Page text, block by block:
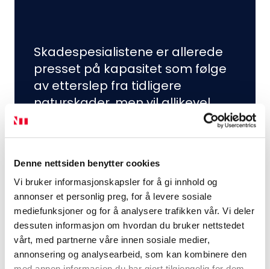
Denne nettsiden benytter cookies
Vi bruker informasjonskapsler for å gi innhold og
annonser et personlig preg, for å levere sosiale
mediefunksjoner og for å analysere trafikken vår. Vi deler
dessuten informasjon om hvordan du bruker nettstedet
vårt, med partnerne våre innen sosiale medier,
annonsering og analysearbeid, som kan kombinere den
Skadespesialistene er allerede
presset på kapasitet som følge
av etterslep fra tidligere
naturskader, men vil allikevel
kunne gi prioritert hjelp i en
mange oppleves som
høydramatisk.